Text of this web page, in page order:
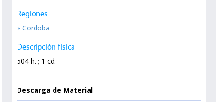
Regiones
» Cordoba
Descripción física
504 h. ; 1 cd.
Descarga de Material